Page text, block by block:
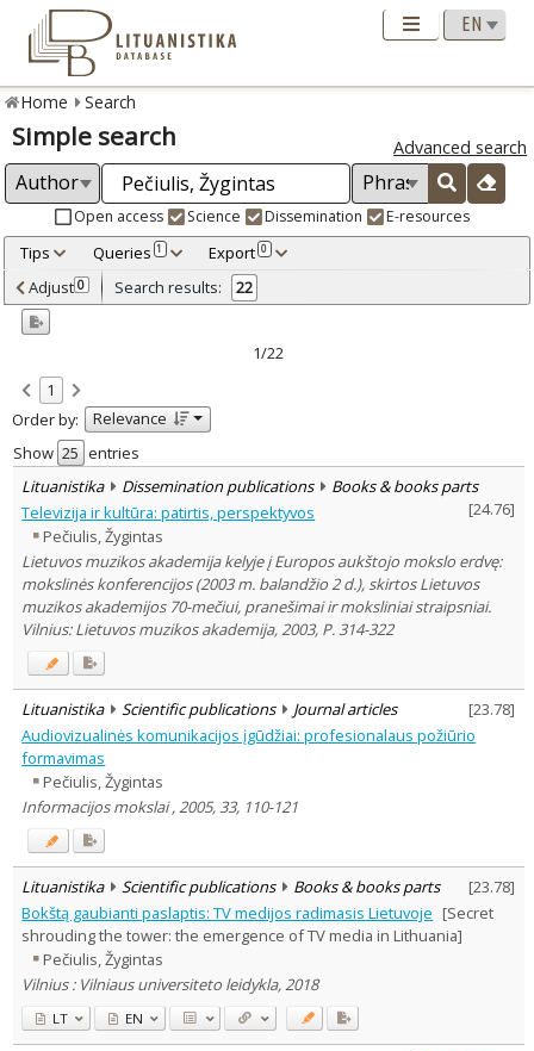
Home Search
Simple search Advanced search
Open access Science Dissemination E-resources
Tips Queries 1 Export 0
Adjusted by criteria 0
Year
Refine
Open access
Scientific publications 21
Dissemination publications
Document Type:
Books & books parts 3
Journal articles 19
Subject area:
Philosophy 1
History 1
Arts 1
Political sciences 2
Sociology 5
Theatrology
Law 1
Management 3
Text language
Country of publication
Historical periods
Lithuanian place names
Subject
Journal
Adjust 0 Search results: 22
1/22
1
Order by:
Relevance
Show
entries
Lituanistika
Dissemination publications
Books & books parts
[24.76]
Televizija ir kultūra: patirtis, perspektyvos
Pečiulis, Žygintas
Lietuvos muzikos akademija kelyje į Europos aukštojo mokslo erdvę:
mokslinės konferencijos (2003 m. balandžio 2 d.), skirtos Lietuvos
muzikos akademijos 70-mečiui, pranešimai ir moksliniai straipsniai.
Vilnius: Lietuvos muzikos akademija, 2003, P. 314-322
Lituanistika Scientific publications Journal articles [23.78]
Audiovizualinės komunikacijos įgūdžiai: profesionalaus požiūrio
formavimas
Pečiulis, Žygintas
Informacijos mokslai , 2005, 33, 110-121
Lituanistika Scientific publications Books & books parts [23.78]
Bokštą gaubianti paslaptis: TV medijos radimasis Lietuvoje [Secret
shrouding the tower: the emergence of TV media in Lithuania]
Pečiulis, Žygintas
Vilnius : Vilniaus universiteto leidykla, 2018
LT EN